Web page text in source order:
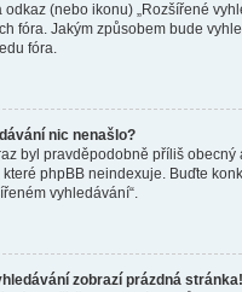
(nebo ikonu) „Rozšířené
fóra. Jakým způsobem bude
fóra.
nic nenašlo?
byl pravděpodobně příliš obecný
phpBB neindexuje. Buďte
vyhledávání“.
zobrazí prázdná